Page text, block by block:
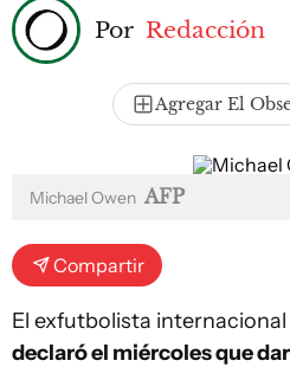
Por Redacción
Agregar El
Michael Owen AFP
Compartir
El exfutbolista internacional
declaró el miércoles que